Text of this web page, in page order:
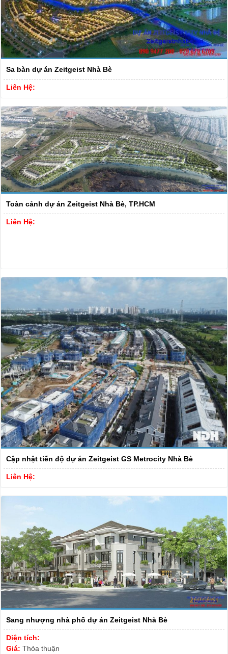
Sa bàn dự án Zeitgeist Nhà Bè
Liên Hệ:
Toàn cảnh dự án Zeitgeist Nhà Bè, TP.HCM
Liên Hệ:
Cập nhật tiến độ dự án Zeitgeist GS Metrocity Nhà Bè
Liên Hệ:
Sang nhượng nhà phố dự án Zeitgeist Nhà Bè
Diện tích:
Giá: Thỏa thuận